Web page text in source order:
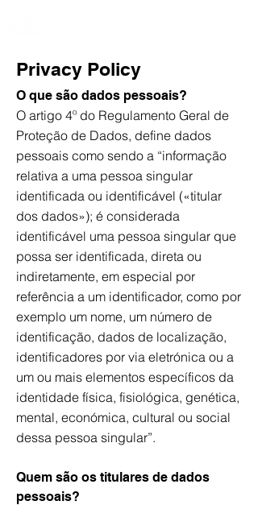
Privacy Policy
O que são dados pessoais?
O artigo 4º do Regulamento Geral de
Proteção de Dados, define dados
pessoais como sendo a “informação
relativa a uma pessoa singular
identificada ou identificável («titular
dos dados»); é considerada
identificável uma pessoa singular que
possa ser identificada, direta ou
indiretamente, em especial por
referência a um identificador, como por
exemplo um nome, um número de
identificação, dados de localização,
identificadores por via eletrónica ou a
um ou mais elementos específicos da
identidade física, fisiológica, genética,
mental, económica, cultural ou social
dessa pessoa singular”.
Quem são os titulares de dados
pessoais?